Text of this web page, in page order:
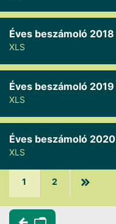
Éves beszámoló 2018
XLS
Éves beszámoló 2019
XLS
Éves beszámoló 2020
XLS
1 2